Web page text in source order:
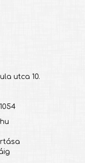
utca 10.